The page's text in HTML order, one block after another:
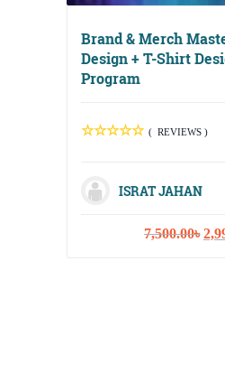
Brand & Merch
Design + T-Shirt
Program
( REVIEWS )
ISRAT JAHAN
7,500.00৳